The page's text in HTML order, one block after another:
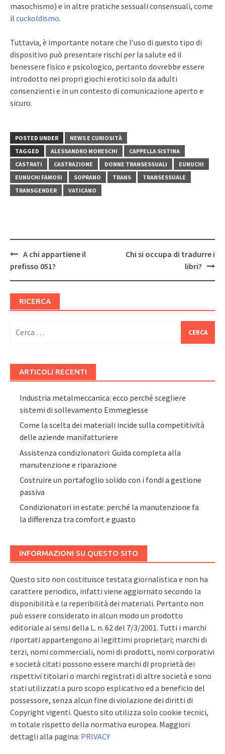
masochismo) e in altre pratiche sessuali consensuali, come
il cuckoldismo.
Tuttavia, è importante notare che l’uso di questo tipo di
dispositivo può presentare rischi per la salute ed il
benessere fisico e psicologico, pertanto dovrebbe essere
introdotto nei propri giochi erotici solo da adulti
consenzienti e in un contesto di comunicazione aperto e
sicuro.
POSTED UNDER
NEWS E CURIOSITÀ
TAGGED
ALESSANDRO MORESCHI
CAPPELLA SISTINA
CASTRATI
CASTRAZIONE DONNE TRANSESSUALI
EUNUCHI
EUNUCHI FAMOSI
SOPRANO TRANS
TRANSESSUALE
TRANSGENDER
VATICANO
Post
navigation
A chi appartiene il
prefisso 051?
Chi si occupa di tradurre i
libri?
RICERCA
per:
ARTICOLI RECENTI
Industria metalmeccanica: ecco perché scegliere
sistemi di sollevamento Emmegiesse
Come la scelta dei materiali incide sulla competitività
delle aziende manifatturiere
Assistenza condizionatori: Guida completa alla
manutenzione e riparazione
Costruire un portafoglio solido con i fondi a gestione
passiva
Condizionatori in estate: perché la manutenzione fa
la differenza tra comfort e guasto
INFORMAZIONI SU QUESTO SITO
Questo sito non costituisce testata giornalistica e non ha
carattere periodico, infatti viene aggiornato secondo la
disponibilità e la reperibilità dei materiali. Pertanto non
può essere considerato in alcun modo un prodotto
editoriale ai sensi della L. n. 62 del 7/3/2001. Tutti i marchi
riportati appartengono ai legittimi proprietari; marchi di
terzi, nomi commerciali, nomi di prodotti, nomi corporativi
e società citati possono essere marchi di proprietà dei
rispettivi titolari o marchi registrati di altre società e sono
stati utilizzati a puro scopo esplicativo ed a beneficio del
possessore, senza alcun fine di violazione dei diritti di
Copyright vigenti. Questo sito utilizza solo cookie tecnici,
in totale rispetto della normativa europea. Maggiori
dettagli alla pagina: PRIVACY